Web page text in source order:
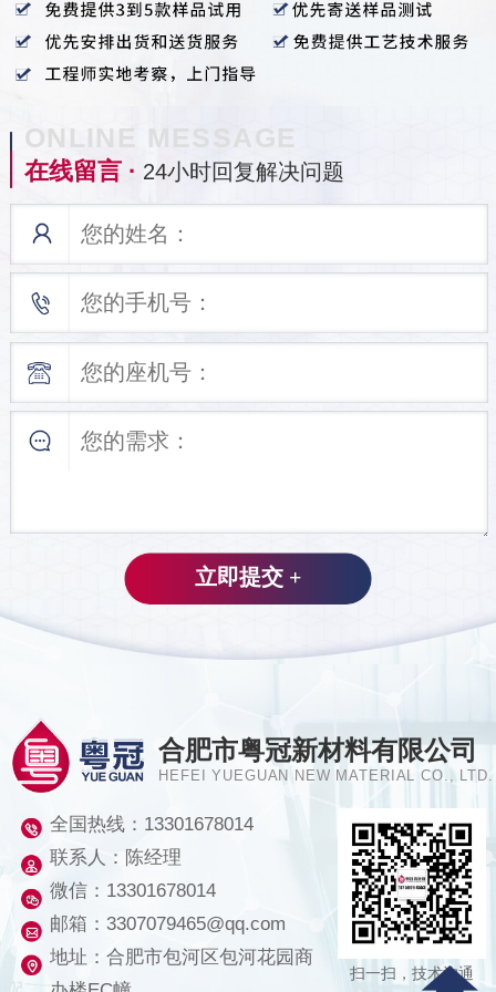
ONLINE MESSAGE
在线留言 · 24小时回复解决问题
合肥市粤冠新材料有限公司
HEFEI YUEGUAN NEW MATERIAL CO., LTD.
全国热线： 13301678014
联系人：陈经理
微信：13301678014
邮箱：3307079465@qq.com
地址：合肥市包河区包河花园商
扫一扫，技术沟通